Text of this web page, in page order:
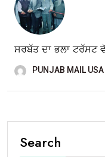
ਸਰਬੱਤ ਦਾ ਭਲਾ ਟਰੱਸਟ
PUNJAB MAIL USA
Search